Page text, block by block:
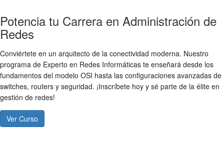
Potencia tu Carrera en Administración de
Redes
Conviértete en un arquitecto de la conectividad moderna. Nuestro
programa de Experto en Redes Informáticas te enseñará desde los
fundamentos del modelo OSI hasta las configuraciones avanzadas de
switches, routers y seguridad. ¡Inscríbete hoy y sé parte de la élite en
gestión de redes!
Ver Curso